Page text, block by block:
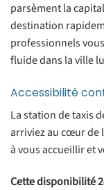
parsèment la
destination
professionnels
fluide dans la ville
Accessibilité
La station de taxis
arriviez au cœur de
à vous accueillir et
Cette disponibilité